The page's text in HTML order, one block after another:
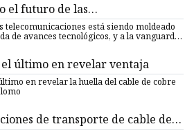
el futuro de las
cables Ethernet
globales
telecomunicaciones está siendo moldeado
de avances tecnológicos, y a la vanguardia
el último en revelar ventaja
en revelar la huella del cable de cobre
de transporte de cable de